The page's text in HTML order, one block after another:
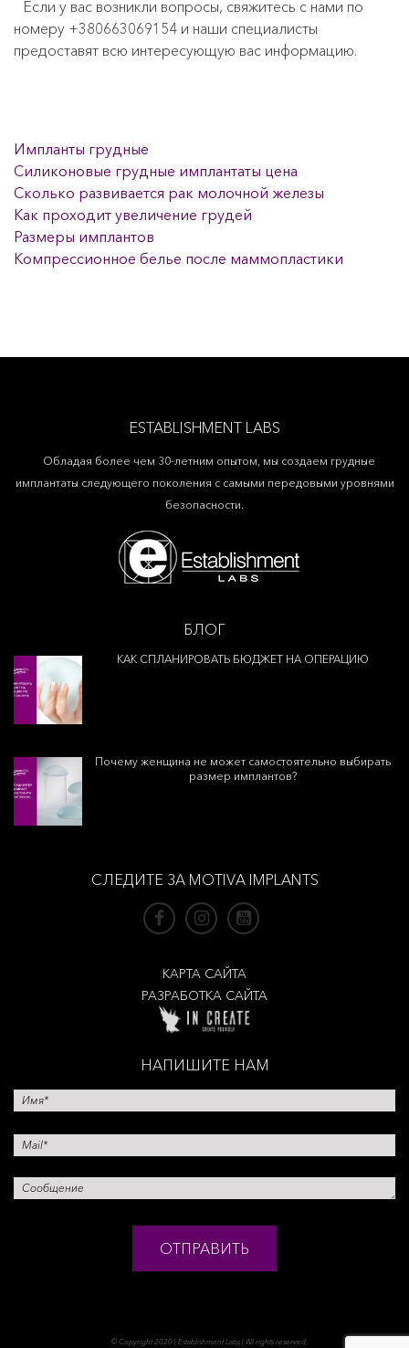
Если у вас возникли вопросы, свяжитесь с нами по
номеру +380663069154 и наши специалисты
предоставят всю интересующую вас информацию.
Импланты грудные
Силиконовые грудные имплантаты цена
Сколько развивается рак молочной железы
Как проходит увеличение грудей
Размеры имплантов
Компрессионное белье после маммопластики
ESTABLISHMENT LABS
Обладая более чем 30-летним опытом, мы создаем грудные
имплантаты следующего поколения с самыми передовыми уровнями
безопасности.
БЛОГ
КАК СПЛАНИРОВАТЬ БЮДЖЕТ НА ОПЕРАЦИЮ
Почему женщина не может самостоятельно выбирать
размер имплантов?
СЛЕДИТЕ ЗА MOTIVA IMPLANTS
КАРТА САЙТА
РАЗРАБОТКА САЙТА
НАПИШИТЕ НАМ
© Copyright 2020 | Establishment Labs | All rights reserved.